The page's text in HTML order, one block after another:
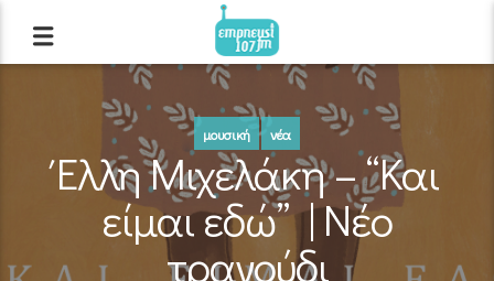
μουσική νέα
Έλλη Μιχελάκη – “Και
είμαι εδώ” | Νέο
τραγούδι